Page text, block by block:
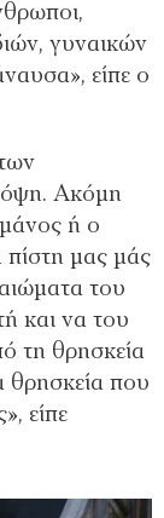
γυναικών
είπε ο
Ακόμη
ή ο
μας μάς
του
και να του
τη θρησκεία
θρησκεία που
είπε